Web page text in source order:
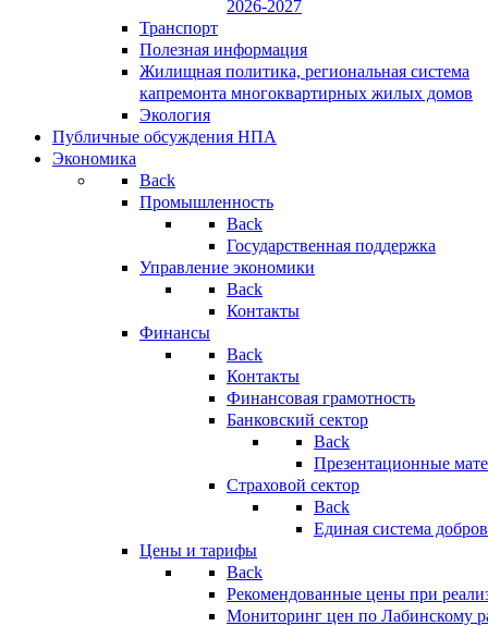
2026-2027
Транспорт
Полезная информация
Жилищная политика, региональная система
капремонта многоквартирных жилых домов
Экология
Публичные обсуждения НПА
Экономика
Back
Промышленность
Back
Государственная поддержка
Управление экономики
Back
Контакты
Финансы
Back
Контакты
Финансовая грамотность
Банковский сектор
Back
Презентационные
Страховой сектор
Back
Единая система
Цены и тарифы
Back
Рекомендованные цены при
Мониторинг цен по Лабинскому